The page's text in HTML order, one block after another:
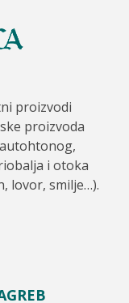
proizvodi
proizvoda
i otoka
lovor, smilje…).